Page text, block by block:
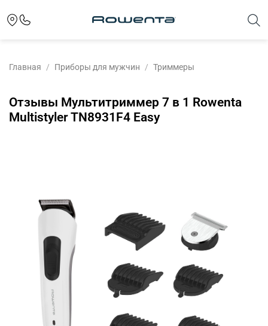
Главная Приборы для мужчин Триммеры
Отзывы Мультитриммер 7 в 1 Rowenta
Multistyler TN8931F4 Easy